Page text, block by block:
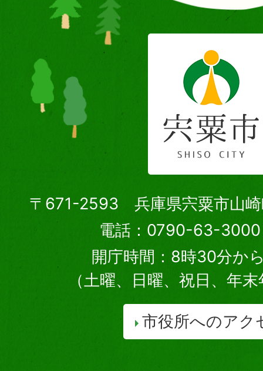
〒671-2593 兵庫県宍粟市山崎
電話：0790-63-3000
開庁時間：8時30分か
（土曜、日曜、祝日、年
市役所へのアク